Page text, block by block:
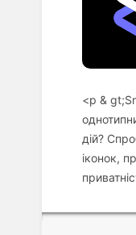
<p &
дій?
іконок,